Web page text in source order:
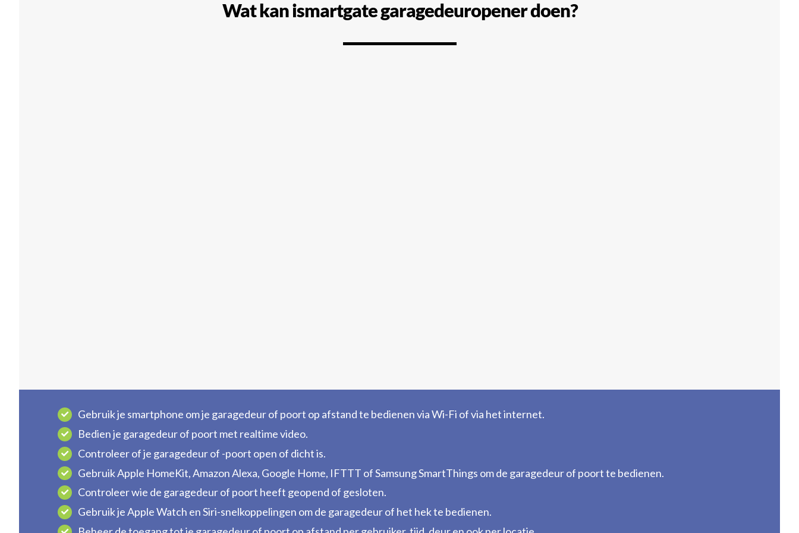
Wat kan ismartgate garagedeuropener doen?
Gebruik je smartphone om je garagedeur of poort op afstand te bedienen via Wi-Fi of via het internet.
Bedien je garagedeur of poort met realtime video.
Controleer of je garagedeur of -poort open of dicht is.
Gebruik Apple HomeKit, Amazon Alexa, Google Home, IFTTT of Samsung SmartThings om de garagedeur of poort te bedienen.
Controleer wie de garagedeur of poort heeft geopend of gesloten.
Gebruik je Apple Watch en Siri-snelkoppelingen om de garagedeur of het hek te bedienen.